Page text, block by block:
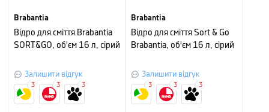
Brabantia
Відро для сміття Brabantia
SORT&GO, об'єм 16 л, сірий
Залишити відгук
3 3 3
Brabantia
Відро для сміття Sort & Go
Brabantia, об'єм 16 л, сірий
Залишити відгук
3 3 3